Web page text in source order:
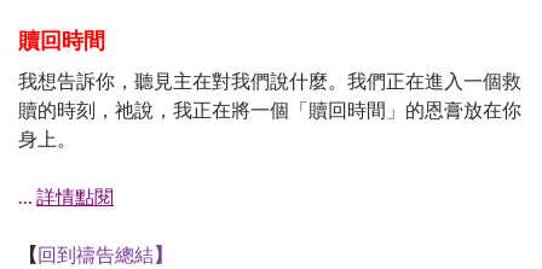
贖回時間
我想告訴你，聽見主在對我們說什麼。我們正在進入一個救
贖的時刻，祂說，我正在將一個「贖回時間」的恩膏放在你
身上。
詳情點閱
【回到禱告總結】